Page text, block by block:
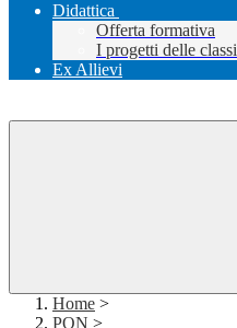
Didattica
Offerta formativa
I progetti delle classi
Ex Allievi
Home >
PON >